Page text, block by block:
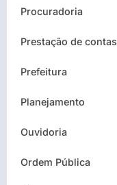
Procuradoria
Prestação de contas
Prefeitura
Planejamento
Ouvidoria
Ordem Pública